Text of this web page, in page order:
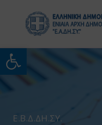
Ανοίξτε τη
περιεχόμενο
Ε.Β.Δ.ΔΗ.ΣΥ.